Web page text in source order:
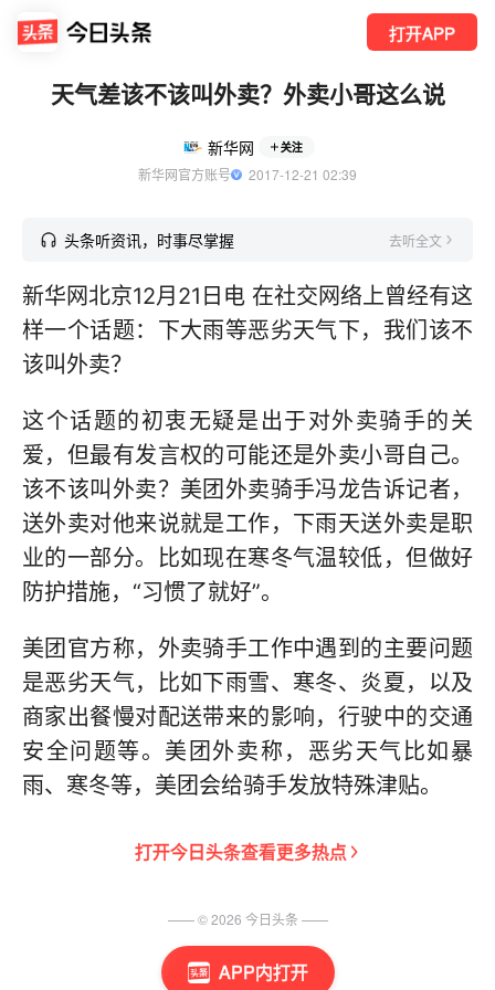
打开APP
APP内打开
天气差该不该叫外卖？外卖小哥这么说
新华网 关注
新华网官方账号
  2017-12-21 02:39
头条听资讯，时事尽掌握 去听全文
新华网北京12月21日电 在社交网络上曾经有这
样一个话题：下大雨等恶劣天气下，我们该不
该叫外卖？
这个话题的初衷无疑是出于对外卖骑手的关
爱，但最有发言权的可能还是外卖小哥自己。
该不该叫外卖？美团外卖骑手冯龙告诉记者，
送外卖对他来说就是工作，下雨天送外卖是职
业的一部分。比如现在寒冬气温较低，但做好
防护措施，“习惯了就好”。
美团官方称，外卖骑手工作中遇到的主要问题
是恶劣天气，比如下雨雪、寒冬、炎夏，以及
商家出餐慢对配送带来的影响，行驶中的交通
安全问题等。美团外卖称，恶劣天气比如暴
雨、寒冬等，美团会给骑手发放特殊津贴。
打开今日头条查看更多热点
—— ©2026 今日头条 ——